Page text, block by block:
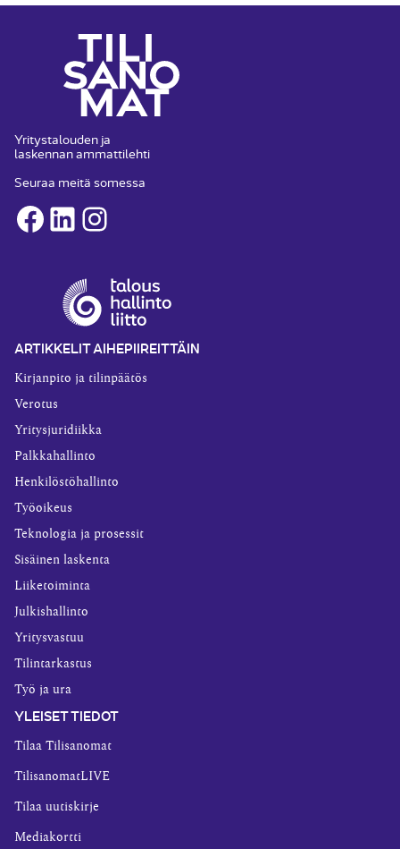
Yritystalouden ja
laskennan ammattilehti
Seuraa meitä somessa
Facebook
LinkedInInstagram
ARTIKKELIT AIHEPIIREITTÄIN
Kirjanpito ja tilinpäätös
Verotus
Yritysjuridiikka
Palkkahallinto
Henkilöstöhallinto
Työoikeus
Teknologia ja prosessit
Sisäinen laskenta
Liiketoiminta
Julkishallinto
Yritysvastuu
Tilintarkastus
Työ ja ura
YLEISET TIEDOT
Tilaa Tilisanomat
TilisanomatLIVE
Tilaa uutiskirje
Mediakortti